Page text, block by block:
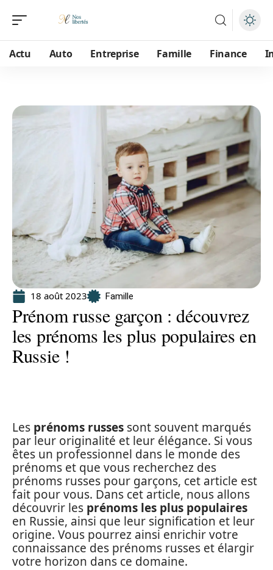
Actu Auto Entreprise Famille Finance
18 août 2023 Famille
Prénom russe garçon : découvrez
les prénoms les plus populaires en
Russie !
Les prénoms russes sont souvent marqués
par leur originalité et leur élégance. Si vous
êtes un professionnel dans le monde des
prénoms et que vous recherchez des
prénoms russes pour garçons, cet article est
fait pour vous. Dans cet article, nous allons
découvrir les prénoms les plus populaires
en Russie, ainsi que leur signification et leur
origine. Vous pourrez ainsi enrichir votre
connaissance des prénoms russes et élargir
votre horizon dans ce domaine.